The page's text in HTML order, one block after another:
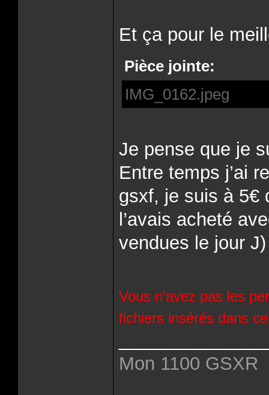
Et ça pour le
Pièce jointe:
IMG_0162.jpeg
Je pense que je
Entre temps j’ai
gsxf, je suis à 5€
l’avais acheté
vendues le jour J)
Vous n’avez pas les
fichiers insérés dans
Mon 1100 GSXR